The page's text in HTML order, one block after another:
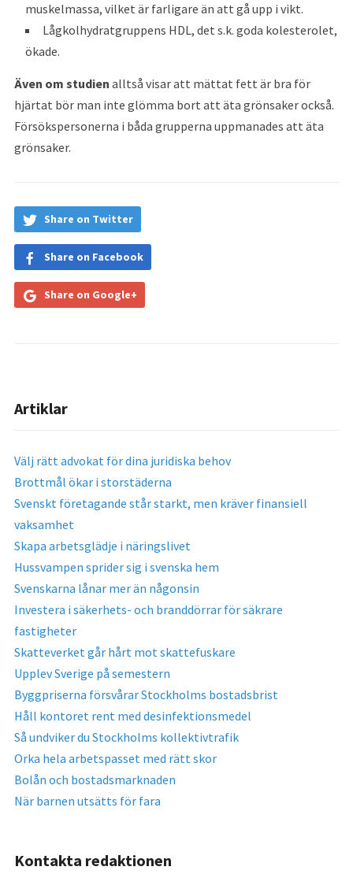
muskelmassa, vilket är farligare än att gå upp i vikt.
Lågkolhydratgruppens HDL, det s.k. goda kolesterolet,
ökade.
Även om studien alltså visar att mättat fett är bra för
hjärtat bör man inte glömma bort att äta grönsaker också.
Försökspersonerna i båda grupperna uppmanades att äta
grönsaker.
Share on Twitter
Share on Facebook
Share on Google+
Artiklar
Välj rätt advokat för dina juridiska behov
Brottmål ökar i storstäderna
Svenskt företagande står starkt, men kräver finansiell
vaksamhet
Skapa arbetsglädje i näringslivet
Hussvampen sprider sig i svenska hem
Svenskarna lånar mer än någonsin
Investera i säkerhets- och branddörrar för säkrare
fastigheter
Skatteverket går hårt mot skattefuskare
Upplev Sverige på semestern
Byggpriserna försvårar Stockholms bostadsbrist
Håll kontoret rent med desinfektionsmedel
Så undviker du Stockholms kollektivtrafik
Orka hela arbetspasset med rätt skor
Bolån och bostadsmarknaden
När barnen utsätts för fara
Kontakta redaktionen